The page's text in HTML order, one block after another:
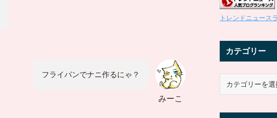
みーこ
フライパンでナニ作るにゃ？
トレンドニュース
カテゴリー
リ